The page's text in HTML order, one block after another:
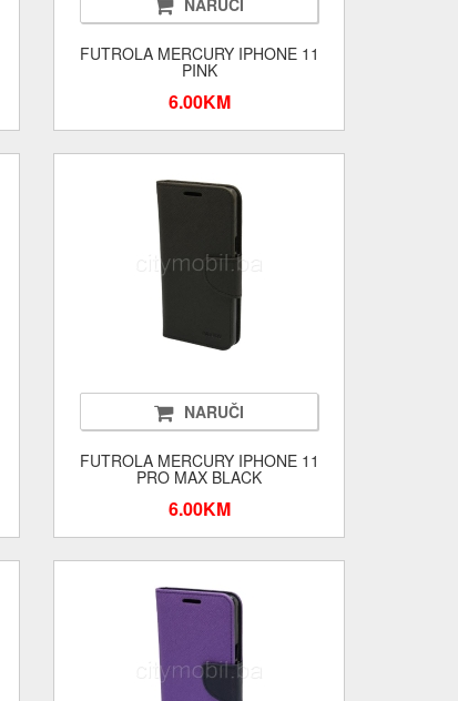
NARUČI
FUTROLA MERCURY IPHONE 11
PINK
6.00KM
NARUČI
FUTROLA MERCURY IPHONE 11
PRO MAX BLACK
6.00KM